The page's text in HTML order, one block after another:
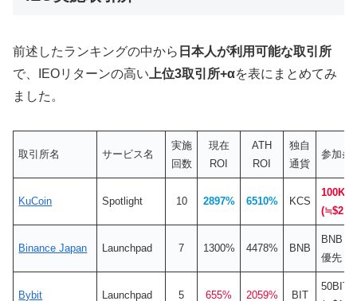
前述したランキングの中から 日本人が利用可能な取引所
で、IEOリターンの高い 上位3取引所+αを表にまとめてみ
ました。
取引所名 サービス名
実施
回数
現在
ROI
ATH
ROI
独自
通貨
参加条
KuCoin Spotlight 10 2897% 6510% KCS
Binance Japan Launchpad 7 1300% 4478% BNB
BNBロ
優先
Bybit Launchpad 5 655% 2059% BIT
50BIT